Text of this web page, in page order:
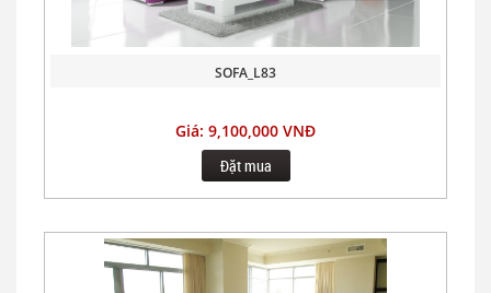
SOFA_L83
Giá: 9,100,000 VNĐ
Đặt mua